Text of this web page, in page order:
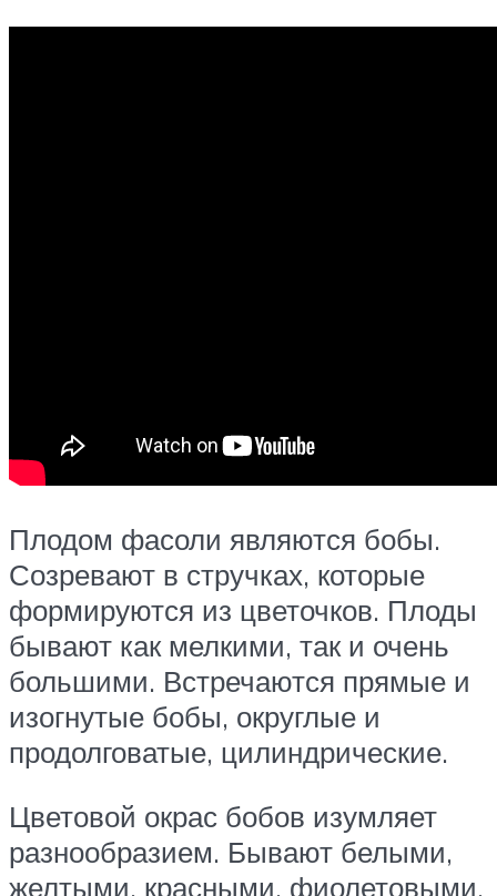
Плодом фасоли являются бобы.
Созревают в стручках, которые
формируются из цветочков. Плоды
бывают как мелкими, так и очень
большими. Встречаются прямые и
изогнутые бобы, округлые и
продолговатые, цилиндрические.
Цветовой окрас бобов изумляет
разнообразием. Бывают белыми,
желтыми, красными, фиолетовыми,